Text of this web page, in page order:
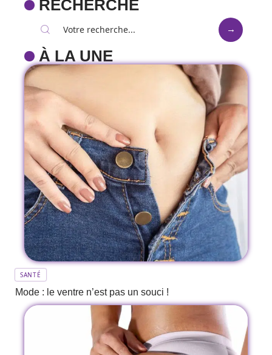
RECHERCHE
À LA UNE
SANTÉ
Mode : le ventre n’est pas un souci !